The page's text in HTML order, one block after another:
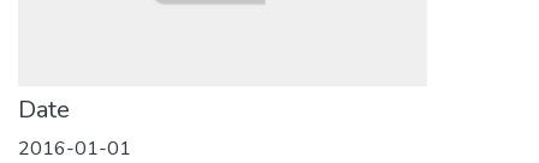
Date
2016-01-01